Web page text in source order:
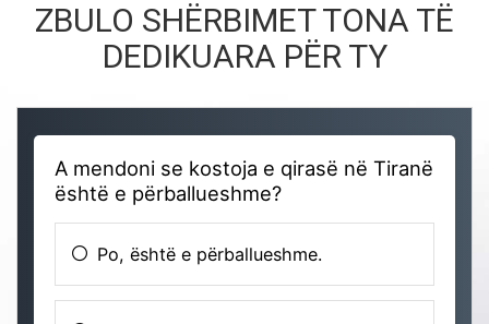
ZBULO SHËRBIMET TONA TË
DEDIKUARA PËR TY